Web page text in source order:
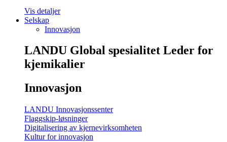
Vis detaljer
Selskap
Innovasjon
LANDU Global spesialitet Leder for
kjemikalier
Innovasjon
LANDU Innovasjonssenter
Flaggskip-løsninger
Digitalisering av kjernevirksomheten
Kultur for innovasjon